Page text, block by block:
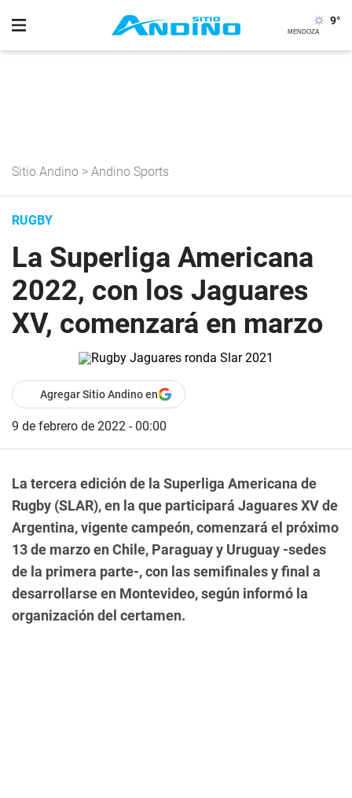
9°
Sitio Andino > Andino Sports
RUGBY
La Superliga Americana
2022, con los Jaguares
XV, comenzará en marzo
Agregar Sitio Andino en
9 de febrero de 2022 - 00:00
La tercera edición de la Superliga Americana de
Rugby (SLAR), en la que participará Jaguares XV de
Argentina, vigente campeón, comenzará el próximo
13 de marzo en Chile, Paraguay y Uruguay -sedes
de la primera parte-, con las semifinales y final a
desarrollarse en Montevideo, según informó la
organización del certamen.